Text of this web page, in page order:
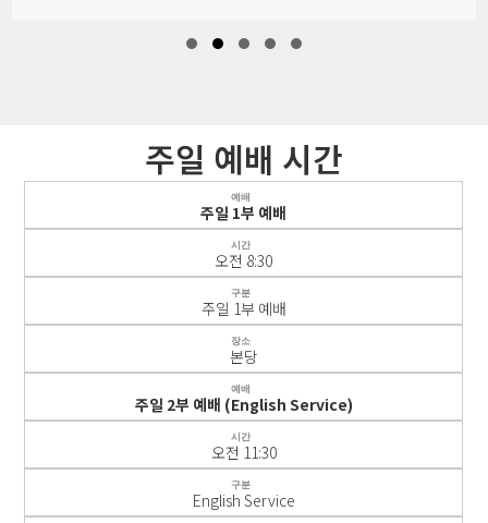
주일 예배 시간
예배
주일 1부 예배
시간
오전 8:30
구분
주일 1부 예배
장소
본당
예배
주일 2부 예배 (English Service)
시간
오전 11:30
구분
English Service